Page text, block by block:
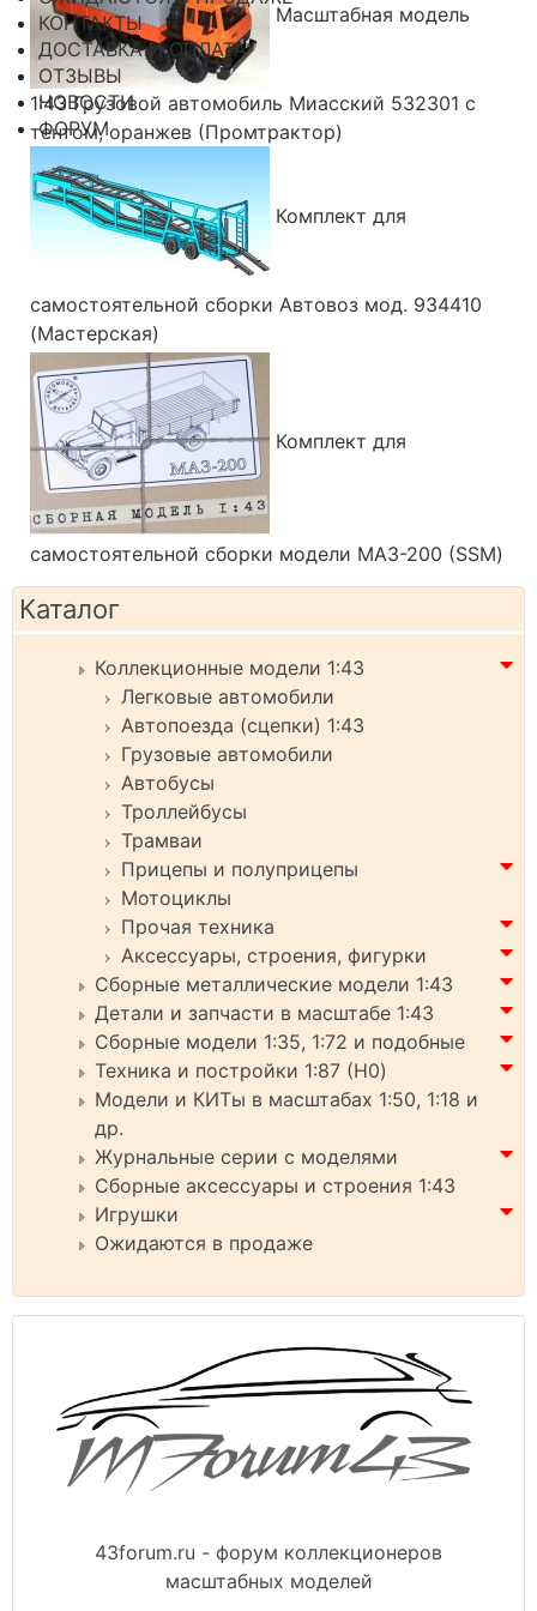
КОНТАКТЫ
ДОСТАВКА И ОПЛАТА
ОТЗЫВЫ
НОВОСТИ
ФОРУМ
Масштабная модель
1:43 Грузовой автомобиль Миасский 532301 с
тентом, оранжев (Промтрактор)
Комплект для
самостоятельной сборки Автовоз мод. 934410
(Мастерская)
Комплект для
самостоятельной сборки модели МАЗ-200 (SSM)
Каталог
Коллекционные модели 1:43
Легковые автомобили
Автопоезда (сцепки) 1:43
Грузовые автомобили
Автобусы
Троллейбусы
Трамваи
Прицепы и полуприцепы
Мотоциклы
Прочая техника
Аксессуары, строения, фигурки
Сборные металлические модели 1:43
Детали и запчасти в масштабе 1:43
Сборные модели 1:35, 1:72 и подобные
Техника и постройки 1:87 (H0)
Модели и КИТы в масштабах 1:50, 1:18 и
др.
Журнальные серии с моделями
Сборные аксессуары и строения 1:43
Игрушки
Ожидаются в продаже
43forum.ru - форум коллекционеров
масштабных моделей